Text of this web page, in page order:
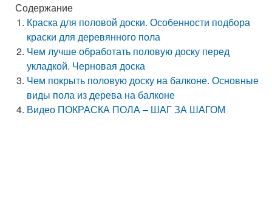
Содержание
Краска для половой доски. Особенности подбора
краски для деревянного пола
Чем лучше обработать половую доску перед
укладкой. Черновая доска
Чем покрыть половую доску на балконе. Основные
виды пола из дерева на балконе
Видео ПОКРАСКА ПОЛА – ШАГ ЗА ШАГОМ